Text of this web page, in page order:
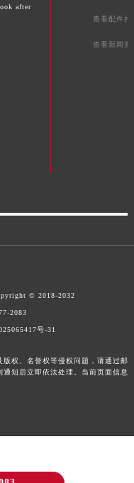
after
查看配件相
查看新闻资
© 2018-2032
2083
号-31
权、名誉权等侵权问题，请通过邮
知后立即依法处理。当前页面信息